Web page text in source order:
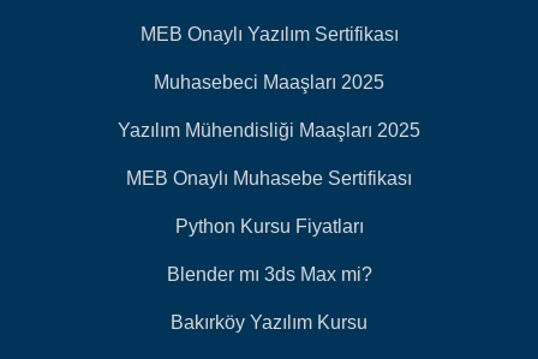
MEB Onaylı Yazılım Sertifikası
Muhasebeci Maaşları 2025
Yazılım Mühendisliği Maaşları 2025
MEB Onaylı Muhasebe Sertifikası
Python Kursu Fiyatları
Blender mı 3ds Max mi?
Bakırköy Yazılım Kursu